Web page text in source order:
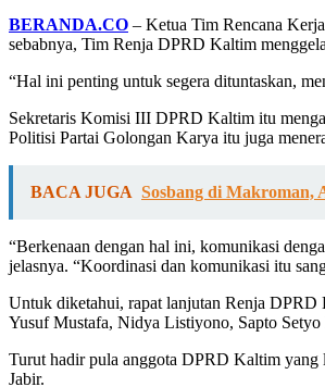
BERANDA.CO – Ketua Tim Rencana
sebabnya, Tim Renja DPRD Kaltim
“Hal ini penting untuk segera dituntaskan,
Sekretaris Komisi III DPRD Kaltim itu
Politisi Partai Golongan Karya itu juga
BACA JUGA Sosbang di Makroman,
“Berkenaan dengan hal ini, komunikasi
jelasnya. “Koordinasi dan komunikasi itu
Untuk diketahui, rapat lanjutan Renja
Yusuf Mustafa, Nidya Listiyono, Sapto
Turut hadir pula anggota DPRD Kaltim
Jabir.